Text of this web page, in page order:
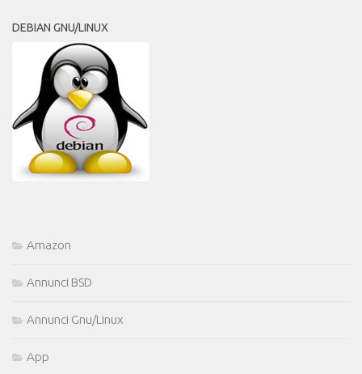
DEBIAN GNU/LINUX
Amazon
Annunci BSD
Annunci Gnu/Linux
App